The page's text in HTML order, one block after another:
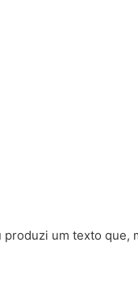
um texto que,